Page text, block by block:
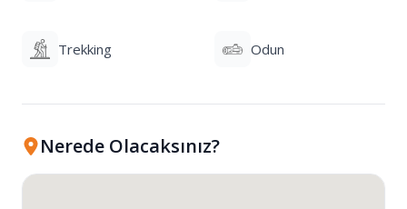
Trekking Odun
Nerede Olacaksınız?